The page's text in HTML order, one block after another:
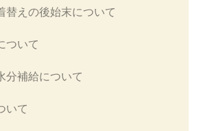
替えの後始末について
ついて
分補給について
いて